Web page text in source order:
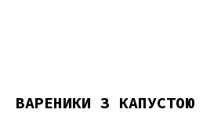
ВАРЕНИКИ З КАПУСТОЮ